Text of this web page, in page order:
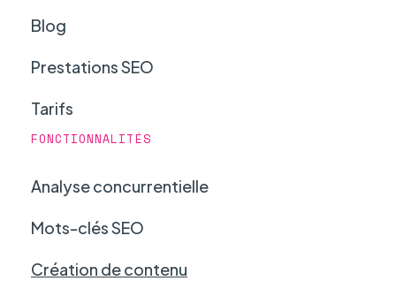
Blog
Prestations SEO
Tarifs
FONCTIONNALITÉS
Analyse concurrentielle
Mots-clés SEO
Création de contenu